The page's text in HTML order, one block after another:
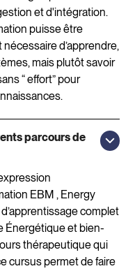
et d'intégration.
puisse être
nécessaire d’apprendre,
mais plutôt savoir
“ effort” pour
parcours de
EBM , Energy
complet
Énergétique et bien-
thérapeutique qui
cursus permet de faire